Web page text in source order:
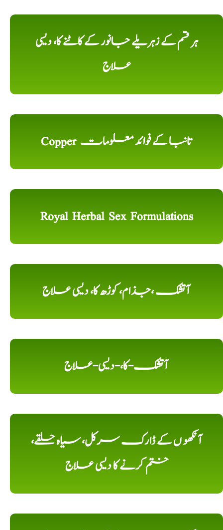
ہر قسم کے زہریلے جانور کے کاٹنے کا، دیسی
علاج
Copper تانبا کے فوائد معلومات
Royal Herbal Sex Formulations
آتشک ،جذام، کوڑھ کا، دیسی علاج
آتشک-کا،-دیسی-علاج
آنکھو ں کے ڈارک سرکل، سیاہ حلقے،
ختم کرنے کا دیسی علاج